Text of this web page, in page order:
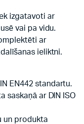
izgatavoti ar
vai pa vidu.
ar
ieliktni.
EN442 standartu.
saskaņā ar DIN ISO
un produkta